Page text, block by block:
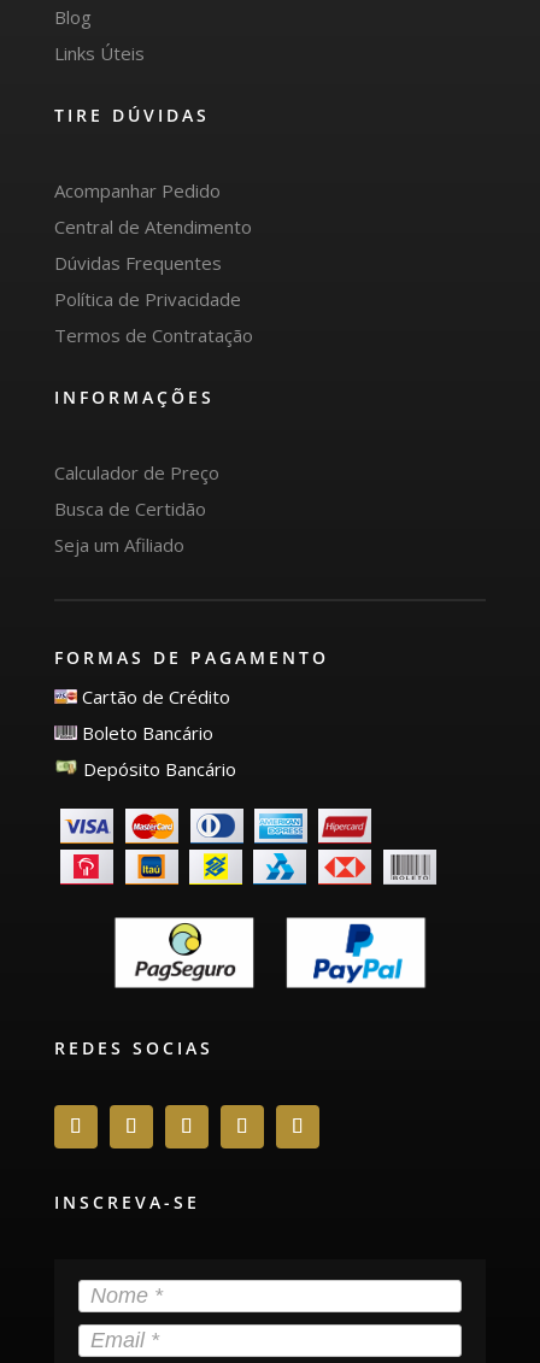
Blog
Links Úteis
TIRE DÚVIDAS
Acompanhar Pedido
Central de Atendimento
Dúvidas Frequentes
Política de Privacidade
Termos de Contratação
INFORMAÇÕES
Calculador de Preço
Busca de Certidão
Seja um Afiliado
FORMAS DE PAGAMENTO
Cartão de Crédito
Boleto Bancário
Depósito Bancário
REDES SOCIAS
INSCREVA-SE